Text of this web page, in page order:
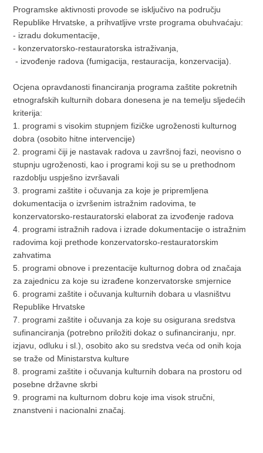
Programske aktivnosti provode se isključivo na području
Republike Hrvatske, a prihvatljive vrste programa obuhvaćaju:
- izradu dokumentacije,
- konzervatorsko-restauratorska istraživanja,
- izvođenje radova (fumigacija, restauracija, konzervacija).
Ocjena opravdanosti financiranja programa zaštite pokretnih
etnografskih kulturnih dobara donesena je na temelju sljedećih
kriterija:
1. programi s visokim stupnjem fizičke ugroženosti kulturnog
dobra (osobito hitne intervencije)
2. programi čiji je nastavak radova u završnoj fazi, neovisno o
stupnju ugroženosti, kao i programi koji su se u prethodnom
razdoblju uspješno izvršavali
3. programi zaštite i očuvanja za koje je pripremljena
dokumentacija o izvršenim istražnim radovima, te
konzervatorsko-restauratorski elaborat za izvođenje radova
4. programi istražnih radova i izrade dokumentacije o istražnim
radovima koji prethode konzervatorsko-restauratorskim
zahvatima
5. programi obnove i prezentacije kulturnog dobra od značaja
za zajednicu za koje su izrađene konzervatorske smjernice
6. programi zaštite i očuvanja kulturnih dobara u vlasništvu
Republike Hrvatske
7. programi zaštite i očuvanja za koje su osigurana sredstva
sufinanciranja (potrebno priložiti dokaz o sufinanciranju, npr.
izjavu, odluku i sl.), osobito ako su sredstva veća od onih koja
se traže od Ministarstva kulture
8. programi zaštite i očuvanja kulturnih dobara na prostoru od
posebne državne skrbi
9. programi na kulturnom dobru koje ima visok stručni,
znanstveni i nacionalni značaj.